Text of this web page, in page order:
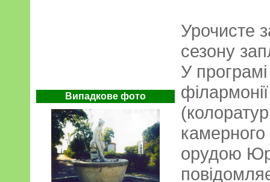
Випадкове фото
Урочисте
сезону
У
камерного
орудою